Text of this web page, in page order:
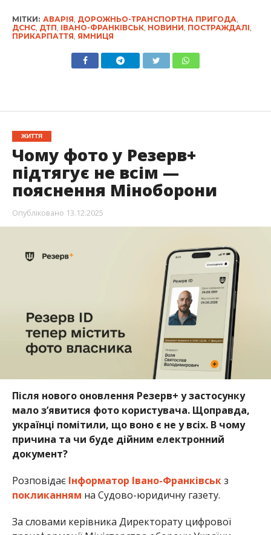
МІТКИ: АВАРІЯ ДОРОЖНЬО-ТРАНСПОРТНА ПРИГОДА
ДСНС, ДТП ІВАНО-ФРАНКІВСЬК, НОВИНИ ПОСТРАЖДАЛІ
ПРИКАРПАТТЯ ЯМНИЦЯ
ЖИТТЯ
Чому фото у Резерв+
підтягує не всім —
пояснення Міноборони
Опубліковано 13.12.2025
Після нового оновлення Резерв+ у застосунку
мало зʼявитися фото користувача. Щоправда,
українці помітили, що воно є не у всіх. В чому
причина та чи буде дійним електронний
документ?
Розповідає Інформатор Івано-Франківськз
покликанням на Судово-юридичну газету.
За словами керівника Директорату цифрової